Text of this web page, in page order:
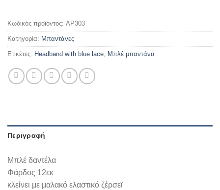
Κωδικός προϊόντος: AP303
Κατηγορία: Mπαντάνες
Ετικέτες: Headband with blue lace, Μπλέ μπαντάνα
Περιγραφή
Μπλέ δαντέλα
Φάρδος 12εκ
κλείνει με μαλακό ελαστικό ζέρσεϊ